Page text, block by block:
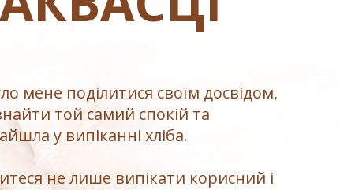
мене поділитися своїм досвідом,
той самий спокій та
у випіканні хліба.
не лише випікати корисний і